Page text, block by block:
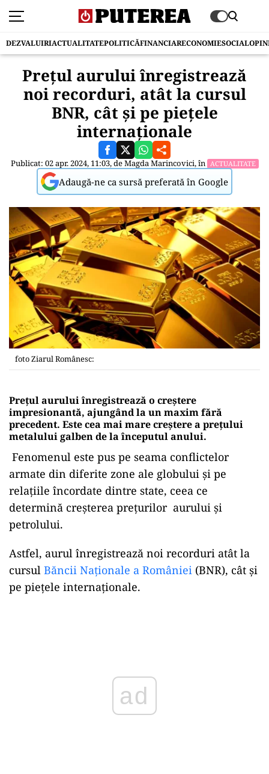
DEZVALUIRIACTUALITATEPOLITICĂFINANCIARECONOMIESOCIAL
Prețul aurului înregistrează
noi recorduri, atât la cursul
BNR, cât și pe piețele
internaționale
Publicat: 02 apr. 2024, 11:03, deMagda Marincovici, în ACTUALITATE
Adaugă-ne ca sursă preferată în Google
foto Ziarul Românesc:
Prețul aurului înregistrează o creștere
impresionantă, ajungând la un maxim fără
precedent. Este cea mai mare creștere a prețului
metalului galben de la începutul anului.
Fenomenul este pus pe seama conflictelor
armate din diferite zone ale globului și pe
relațiile încordate dintre state, ceea ce
determină creșterea prețurilor aurului și
petrolului.
Astfel, aurul înregistrează noi recorduri atât la
cursul Băncii Naționale a României (BNR), cât și
pe piețele internaționale.